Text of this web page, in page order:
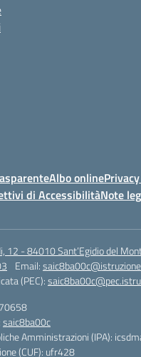
Albo online
di AccessibilitàNote
12 - 84010 Sant’Egidio del
Email:
(PEC):
saic8ba00c
Amministrazioni (IPA):
(CUF): ufr428